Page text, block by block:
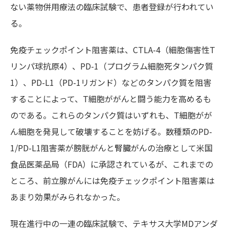
ない薬物併用療法の臨床試験で、患者登録が行われてい
る。
免疫チェックポイント阻害薬は、CTLA-4（細胞傷害性T
リンパ球抗原4）、PD-1（プログラム細胞死タンパク質
1）、PD-L1（PD-1リガンド）などのタンパク質を阻害
することによって、T細胞ががんと闘う能力を高めるも
のである。これらのタンパク質はいずれも、T細胞がが
ん細胞を発見して破壊することを妨げる。数種類のPD-
1/PD-L1阻害薬が膀胱がんと腎臓がんの治療として米国
食品医薬品局（FDA）に承認されているが、これまでの
ところ、前立腺がんには免疫チェックポイント阻害薬は
あまり効果がみられなかった。
現在進行中の一連の臨床試験で、テキサス大学MDアンダ